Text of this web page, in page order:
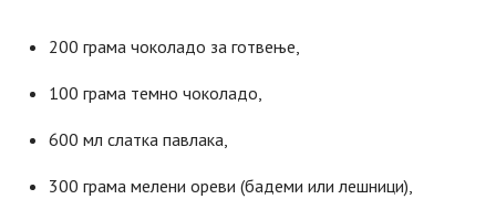
200 грама чоколадо за готвење,
100 грама темно чоколадо,
600 мл слатка павлака,
300 грама мелени ореви (бадеми или лешници),